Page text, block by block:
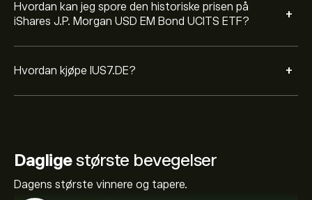
Hvordan kan jeg spore den historiske prisen på
iShares J.P. Morgan USD EM Bond UCITS ETF?
+
Hvordan kjøpe IUS7.DE? +
Dagligestørste bevegelser
Dagens største vinnere og tapere.